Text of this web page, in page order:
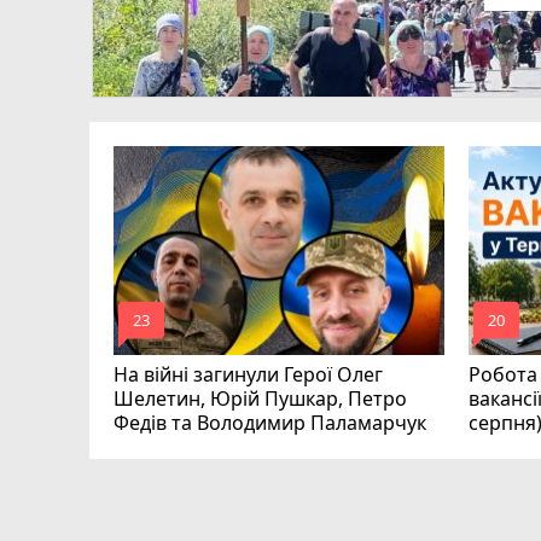
На війні загинули Герої Олег
Шелетин, Юрій Пушкар, Петро
Федів та Володимир Паламарчук
mode_comment
23
Робота
серпня)
mode_comment
20